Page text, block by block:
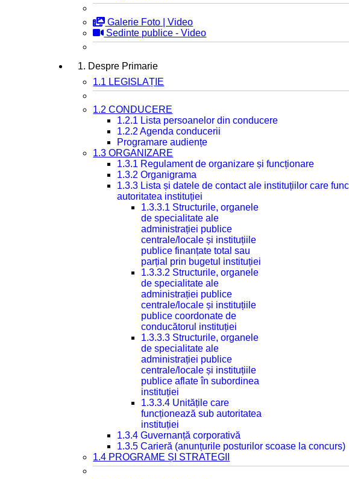
Galerie Foto | Video
Sedinte publice - Video
1. Despre Primarie
1.1 LEGISLAȚIE
1.2 CONDUCERE
1.2.1 Lista persoanelor din conducere
1.2.2 Agenda conducerii
Programare audiențe
1.3 ORGANIZARE
1.3.1 Regulament de organizare și funcționare
1.3.2 Organigrama
1.3.3 Lista și datele de contact ale instituțiilor care
autoritatea instituției
1.3.3.1 Structurile, organele
de specialitate ale
administrației publice
centrale/locale și instituțiile
publice finanțate total sau
parțial prin bugetul instituției
1.3.3.2 Structurile, organele
de specialitate ale
administrației publice
centrale/locale și instituțiile
publice coordonate de
conducătorul instituției
1.3.3.3 Structurile, organele
de specialitate ale
administrației publice
centrale/locale și instituțiile
publice aflate în subordinea
instituției
1.3.3.4 Unitățile care
funcționează sub autoritatea
instituției
1.3.4 Guvernanță corporativă
1.3.5 Carieră (anunțurile posturilor scoase la concurs)
1.4 PROGRAME ȘI STRATEGII